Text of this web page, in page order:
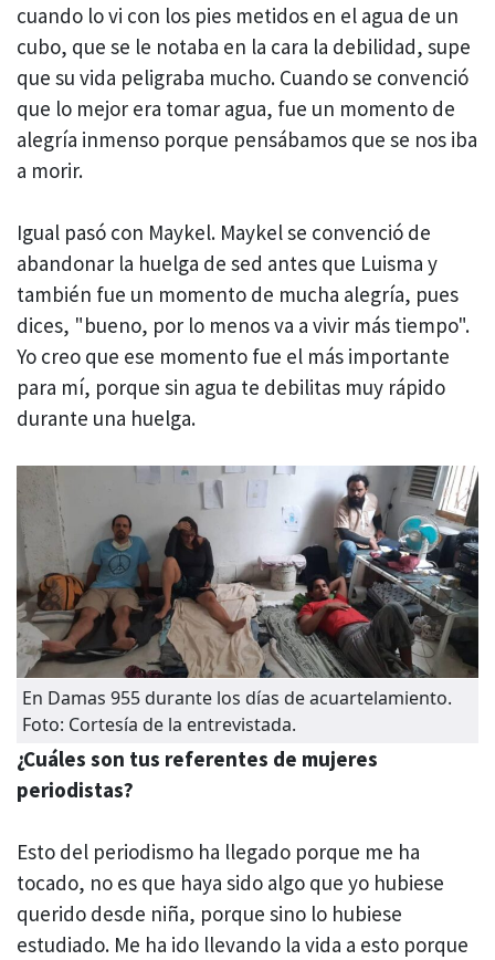
cuando lo vi con los pies metidos en el agua de un
cubo, que se le notaba en la cara la debilidad, supe
que su vida peligraba mucho. Cuando se convenció
que lo mejor era tomar agua, fue un momento de
alegría inmenso porque pensábamos que se nos iba
a morir.
Igual pasó con Maykel. Maykel se convenció de
abandonar la huelga de sed antes que Luisma y
también fue un momento de mucha alegría, pues
dices, "bueno, por lo menos va a vivir más tiempo".
Yo creo que ese momento fue el más importante
para mí, porque sin agua te debilitas muy rápido
durante una huelga.
En Damas 955 durante los días de acuartelamiento.
Foto: Cortesía de la entrevistada.
¿Cuáles son tus referentes de mujeres
periodistas?
Esto del periodismo ha llegado porque me ha
tocado, no es que haya sido algo que yo hubiese
querido desde niña, porque sino lo hubiese
estudiado. Me ha ido llevando la vida a esto porque